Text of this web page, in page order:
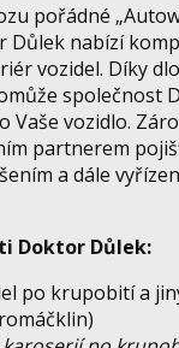
pořádné
Důlek nabízí
vozidel. Díky
společnost
Vaše vozidlo.
partnerem
a dále
Doktor Důlek:
po krupobití a